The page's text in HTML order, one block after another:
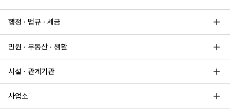
행정 · 법규 · 세금
민원 · 부동산 · 생활
시설 · 관계기관
사업소